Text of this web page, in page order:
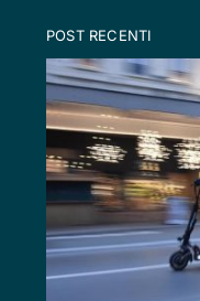
POST RECENTI